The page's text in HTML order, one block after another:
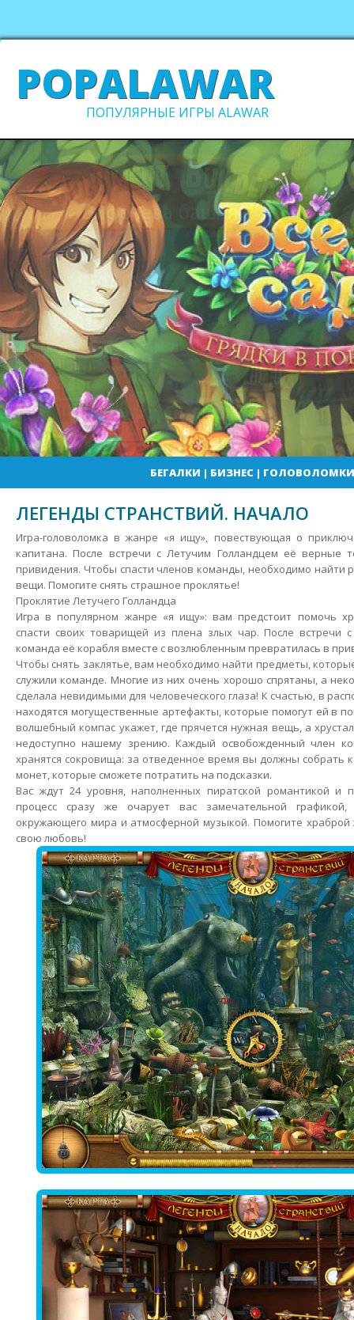
POPALAWAR
ПОПУЛЯРНЫЕ ИГРЫ ALAWAR
БЕГАЛКИ | БИЗНЕС| ГОЛОВОЛОМКИ
ЛЕГЕНДЫ СТРАНСТВИЙ. НАЧАЛО
Игра-головоломка в жанре «я ищу», повествующая о
капитана. После встречи с Летучим Голландцем её верные
привидения. Чтобы спасти членов команды, необходимо
вещи. Помогите снять страшное проклятье!
Проклятие Летучего Голландца
Игра в популярном жанре «я ищу»: вам предстоит помочь
спасти своих товарищей из плена злых чар. После встречи
команда её корабля вместе с возлюбленным превратилась в
Чтобы снять заклятье, вам необходимо найти предметы,
служили команде. Многие из них очень хорошо спрятаны, а
сделала невидимыми для человеческого глаза! К счастью, в
находятся могущественные артефакты, которые помогут ей в
волшебный компас укажет, где прячется нужная вещь, а
недоступно нашему зрению. Каждый освобожденный член
хранятся сокровища: за отведенное время вы должны собрать
монет, которые сможете потратить на подсказки.
Вас ждут 24 уровня, наполненных пиратской романтикой и
процесс сразу же очарует вас замечательной графикой,
окружающего мира и атмосферной музыкой. Помогите храброй
свою любовь!